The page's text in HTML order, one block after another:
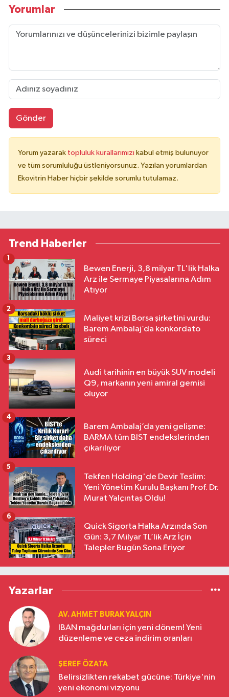
Yorumlar
Gönder
Yorum yazarak topluluk kurallarımızı kabul etmiş bulunuyor
ve tüm sorumluluğu üstleniyorsunuz. Yazılan yorumlardan
Ekovitrin Haber hiçbir şekilde sorumlu tutulamaz.
Trend Haberler
Bewen Enerji, 3,8 milyar TL'lik Halka
Arz ile Sermaye Piyasalarına Adım
Atıyor
Maliyet krizi Borsa şirketini vurdu:
Barem Ambalaj’da konkordato
süreci
2
Audi tarihinin en büyük SUV modeli
Q9, markanın yeni amiral gemisi
oluyor
3
Barem Ambalaj’da yeni gelişme:
BARMA tüm BIST endekslerinden
çıkarılıyor
4
Tekfen Holding'de Devir Teslim:
Yeni Yönetim Kurulu Başkanı Prof. Dr.
Murat Yalçıntaş Oldu!
5
Quick Sigorta Halka Arzında Son
Gün: 3,7 Milyar TL’lik Arz İçin
Talepler Bugün Sona Eriyor
6
Yazarlar
AV. AHMET BURAK YALÇIN
IBAN mağdurları için yeni dönem! Yeni
düzenleme ve ceza indirim oranları
ŞEREF ÖZATA
Belirsizlikten rekabet gücüne: Türkiye'nin
yeni ekonomi vizyonu